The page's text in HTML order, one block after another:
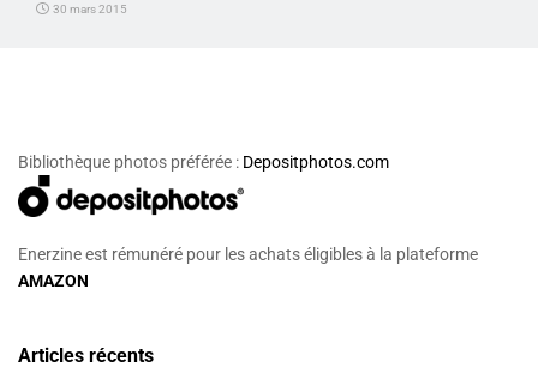
30 mars 2015
Bibliothèque photos préférée : Depositphotos.com
Enerzine est rémunéré pour les achats éligibles à la plateforme
AMAZON
Articles récents